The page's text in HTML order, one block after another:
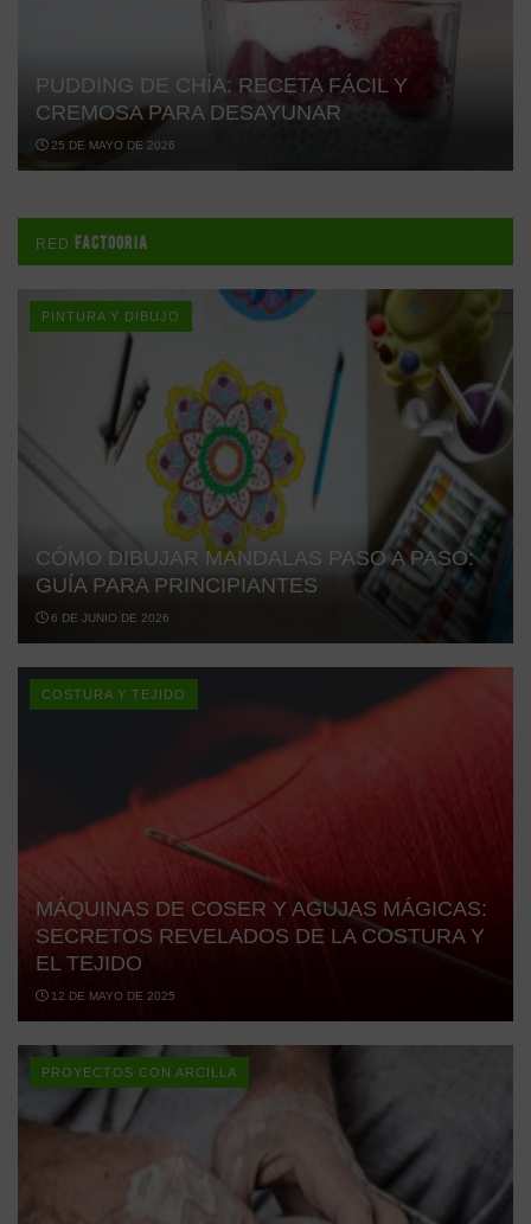
PUDDING DE CHÍA: RECETA FÁCIL Y
CREMOSA PARA DESAYUNAR
25 DE MAYO DE 2026
RED FACTOORIA
PINTURA Y DIBUJO
CÓMO DIBUJAR MANDALAS PASO A PASO:
GUÍA PARA PRINCIPIANTES
6 DE JUNIO DE 2026
COSTURA Y TEJIDO
MÁQUINAS DE COSER Y AGUJAS MÁGICAS:
SECRETOS REVELADOS DE LA COSTURA Y
EL TEJIDO
12 DE MAYO DE 2025
PROYECTOS CON ARCILLA